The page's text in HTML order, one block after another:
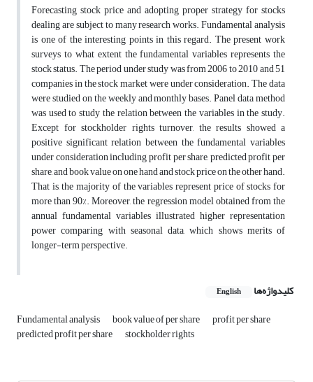
Forecasting stock price and adopting proper strategy for stocks
dealing are subject to many research works. Fundamental analysis
is one of the interesting points in this regard. The present work
surveys to what extent the fundamental variables represents the
stock status. The period under study was from 2006 to 2010 and 51
companies in the stock market were under consideration. The data
were studied on the weekly and monthly bases. Panel data method
was used to study the relation between the variables in the study.
Except for stockholder rights turnover, the results showed a
positive significant relation between the fundamental variables
under consideration including profit per share, predicted profit per
share, and book value on one hand and stock price on the other hand.
That is, the majority of the variables represent price of stocks for
more than 90%. Moreover, the regression model obtained from the
annual fundamental variables illustrated higher representation
power comparing with seasonal data, which shows merits of
longer-term perspective.
کلیدواژه‌ها English
Fundamental analysis book value of per share profit per share
predicted profit per share stockholder rights